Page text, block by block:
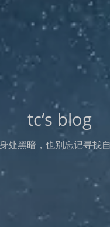
tc‘s blog
处黑暗，也别忘记寻找